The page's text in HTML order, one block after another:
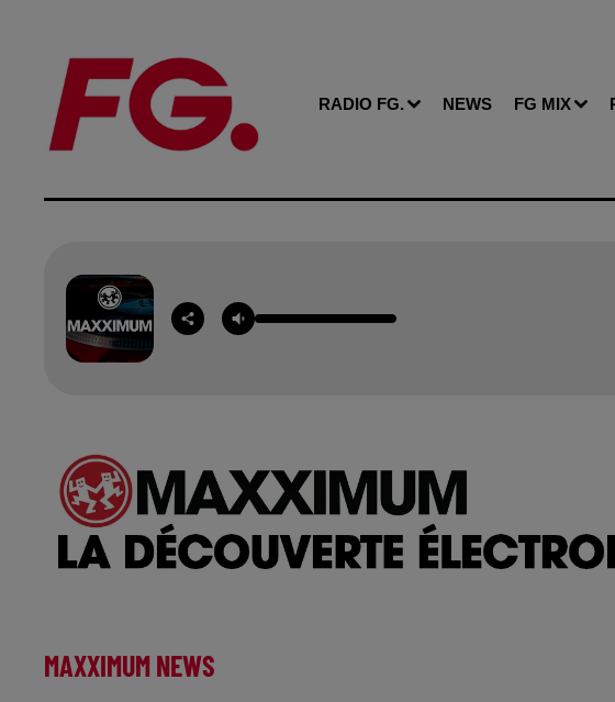
RADIO FG. NEWS FG MIX
MAXXIMUM NEWS